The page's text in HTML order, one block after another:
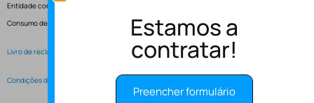
Entidade competente para resolução de conflitos – Centro de Arbitragem de Conflitos de
Consumo de Lisboa.
Livro de reclamações electrónico
Condições de Serviço
Estamos a
contratar!
Preencher formulário